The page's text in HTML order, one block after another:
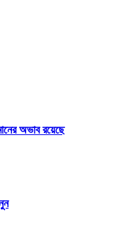
অভাব রয়েছে